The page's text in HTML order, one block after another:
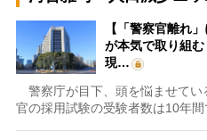
【「警察官離れ
が本気で取り組
現…
警察庁が目下、頭を悩ませてい
官の採用試験の受験者数は10年